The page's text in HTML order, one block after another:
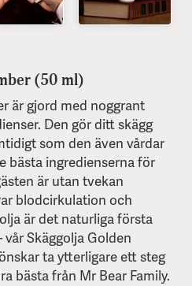
(50 ml)
är gjord med noggrant
Den gör ditt skägg
som den även vårdar
bästa ingredienserna för
är utan tvekan
blodcirkulation och
är det naturliga första
Skäggolja Golden
ta ytterligare ett steg
bästa från Mr Bear Family.